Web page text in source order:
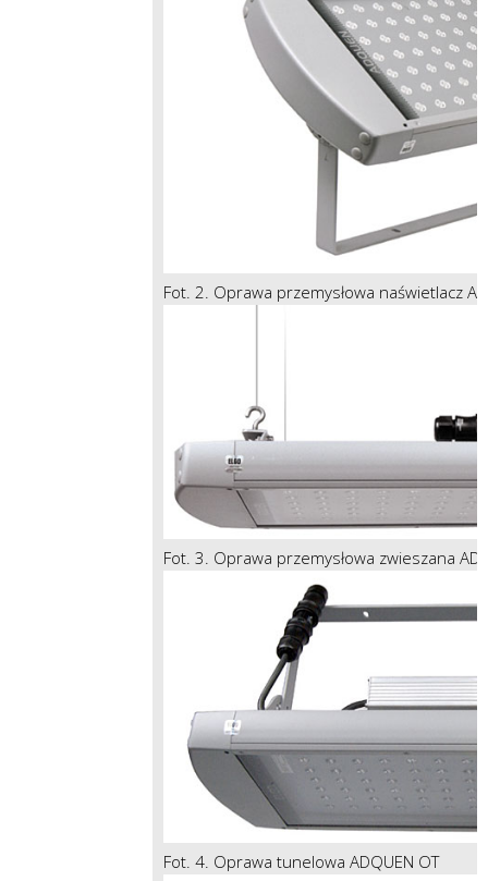
Fot. 2. Oprawa przemysłowa naświetlacz
Fot. 3. Oprawa przemysłowa zwieszana
Fot. 4. Oprawa tunelowa ADQUEN OT